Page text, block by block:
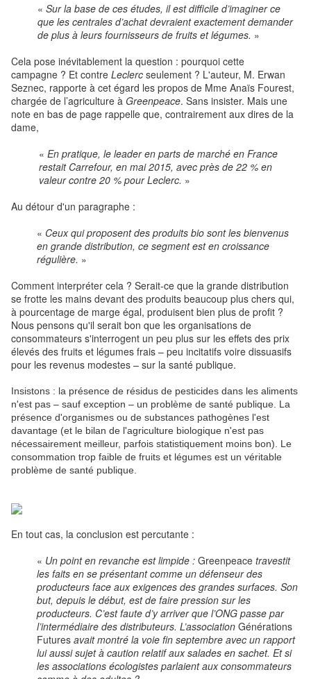
«Sur la base de ces études, il est difficile d’imaginer ce
que les centrales d’achat devraient exactement demander
de plus à leurs fournisseurs de fruits et légumes. »
Cela pose inévitablement la question : pourquoi cette
campagne ? Et contre Leclerc seulement ? L'auteur, M. Erwan
Seznec, rapporte à cet égard les propos de Mme Anaïs Fourest,
chargée de l’agriculture à Greenpeace. Sans insister. Mais une
note en bas de page rappelle que, contrairement aux dires de la
dame,
«En pratique, le leader en parts de marché en France
restait Carrefour, en mai 2015, avec près de 22 % en
valeur contre 20 % pour Leclerc. »
Au détour d'un paragraphe :
« Ceux qui proposent des produits bio sont les bienvenus
en grande distribution, ce segment est en croissance
régulière. »
Comment interpréter cela ? Serait-ce que la grande distribution
se frotte les mains devant des produits beaucoup plus chers qui,
à pourcentage de marge égal, produisent bien plus de profit ?
Nous pensons qu'il serait bon que les organisations de
consommateurs s'interrogent un peu plus sur les effets des prix
élevés des fruits et légumes frais – peu incitatifs voire dissuasifs
pour les revenus modestes – sur la santé publique.
Insistons : la présence de résidus de pesticides dans les aliments
n'est pas – sauf exception – un problème de santé publique. La
présence d'organismes ou de substances pathogènes l'est
davantage (et le bilan de l'agriculture biologique n'est pas
nécessairement meilleur, parfois statistiquement moins bon). Le
consommation trop faible de fruits et légumes est un véritable
problème de santé publique.
En tout cas, la conclusion est percutante :
« Un point en revanche est limpide :Greenpeace travestit
les faits en se présentant comme un défenseur des
producteurs face aux exigences des grandes surfaces. Son
but, depuis le début, est de faire pression sur les
producteurs. C’est faute d’y arriver que l’ONG passe par
l’intermédiaire des distributeurs. L’associationGénérations
Futures avait montré la voie fin septembre avec un rapport
lui aussi sujet à caution relatif aux salades en sachet. Et si
les associations écologistes parlaient aux consommateurs